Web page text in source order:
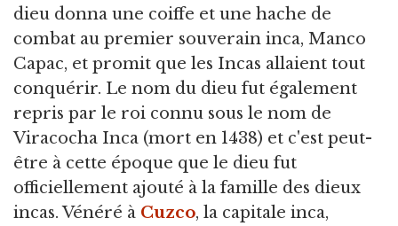
dieu donna une coiffe et une hache de
combat au premier souverain inca, Manco
Capac, et promit que les Incas allaient tout
conquérir. Le nom du dieu fut également
repris par le roi connu sous le nom de
Viracocha Inca (mort en 1438) et c'est peut-
être à cette époque que le dieu fut
officiellement ajouté à la famille des dieux
incas. Vénéré à Cuzco, la capitale inca,